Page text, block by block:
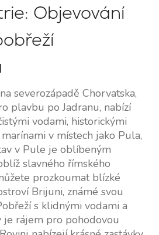
Objevování
severozápadě Chorvatska,
plavbu po Jadranu, nabízí
vodami, historickými
v místech jako Pula,
v Pule je oblíbeným
slavného římského
prozkoumat blízké
Brijuni, známé svou
s klidnými vodami a
rájem pro pohodovou